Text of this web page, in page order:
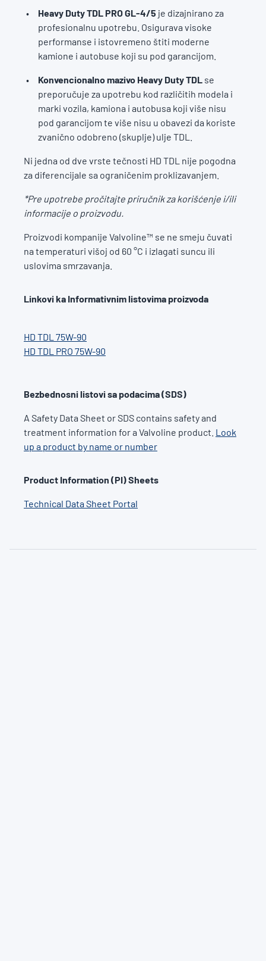
Heavy Duty TDL PRO GL-4/5 je dizajnirano za
profesionalnu upotrebu. Osigurava visoke
performanse i istovremeno štiti moderne
kamione i autobuse koji su pod garancijom.
Konvencionalno mazivo Heavy Duty TDL se
preporučuje za upotrebu kod različitih modela i
marki vozila, kamiona i autobusa koji više nisu
pod garancijom te više nisu u obavezi da koriste
zvanično odobreno (skuplje) ulje TDL.
Ni jedna od dve vrste tečnosti HD TDL nije pogodna
za diferencijale sa ograničenim proklizavanjem.
*Pre upotrebe pročitajte priručnik za korišćenje i/ili
informacije o proizvodu.
Proizvodi kompanije Valvoline™ se ne smeju čuvati
na temperaturi višoj od 60 °C i izlagati suncu ili
uslovima smrzavanja.
Linkovi ka Informativnim listovima proizvoda
HD TDL 75W-90
HD TDL PRO 75W-90
Bezbednosni listovi sa podacima (SDS)
A Safety Data Sheet or SDS contains safety and
treatment information for a Valvoline product. Look
up a product by name or number
Product Information (PI) Sheets
Technical Data Sheet Portal